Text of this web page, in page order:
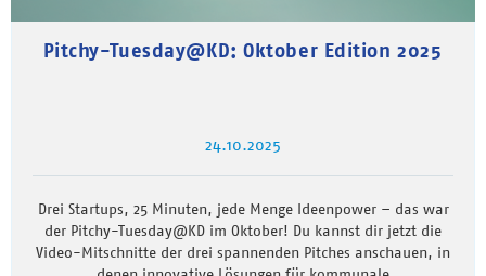
Pitchy-Tuesday@KD: Oktober Edition 2025
24.10.2025
Drei Startups, 25 Minuten, jede Menge Ideenpower – das war
der Pitchy-Tuesday@KD im Oktober! Du kannst dir jetzt die
Video-Mitschnitte der drei spannenden Pitches anschauen, in